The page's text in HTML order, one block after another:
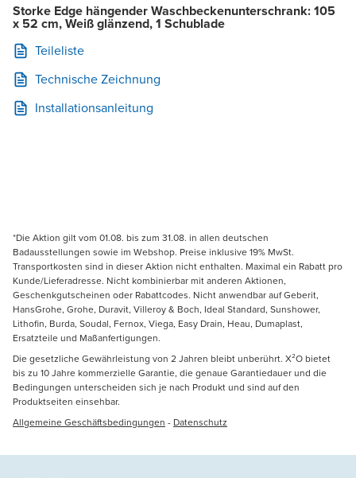
Storke Edge hängender Waschbeckenunterschrank: 105
x 52 cm, Weiß glänzend, 1 Schublade
Teileliste
Technische Zeichnung
Installationsanleitung
*Die Aktion gilt vom 01.08. bis zum 31.08. in allen deutschen
Badausstellungen sowie im Webshop. Preise inklusive 19% MwSt.
Transportkosten sind in dieser Aktion nicht enthalten. Maximal ein Rabatt pro
Kunde/Lieferadresse. Nicht kombinierbar mit anderen Aktionen,
Geschenkgutscheinen oder Rabattcodes. Nicht anwendbar auf Geberit,
HansGrohe, Grohe, Duravit, Villeroy & Boch, Ideal Standard, Sunshower,
Lithofin, Burda, Soudal, Fernox, Viega, Easy Drain, Heau, Dumaplast,
Ersatzteile und Maßanfertigungen.
Die gesetzliche Gewährleistung von 2 Jahren bleibt unberührt. X²O bietet
bis zu 10 Jahre kommerzielle Garantie, die genaue Garantiedauer und die
Bedingungen unterscheiden sich je nach Produkt und sind auf den
Produktseiten einsehbar.
Allgemeine Geschäftsbedingungen - Datenschutz